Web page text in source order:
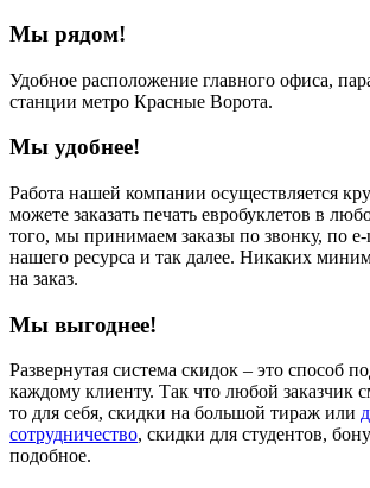
Мы рядом!
Удобное расположение главного офиса,
станции метро Красные Ворота.
Мы удобнее!
Работа нашей компании осуществляется
можете заказать печать евробуклетов в
того, мы принимаем заказы по звонку, по
нашего ресурса и так далее. Никаких
на заказ.
Мы выгоднее!
Развернутая система скидок – это способ
каждому клиенту. Так что любой заказчик
то для себя, скидки на большой тираж или
сотрудничество, скидки для студентов,
подобное.